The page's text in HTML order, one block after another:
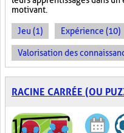
motivant.
Jeu (1) Expérience (10)
Valorisation des
RACINE CARRÉE (OU